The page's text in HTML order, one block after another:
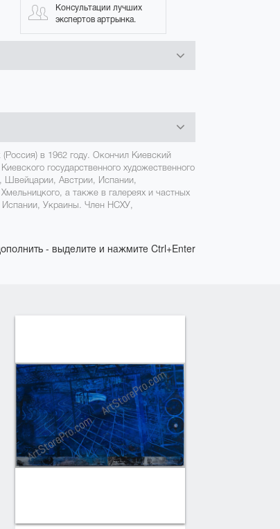
Консультации лучших
экспертов артрынка.
в 1962 году. Окончил Киевский
государственного художественного
Швейцарии, Австрии, Испании,
а также в галереях и частных
Украины. Член НСХУ,
- выделите и нажмите Ctrl+Enter